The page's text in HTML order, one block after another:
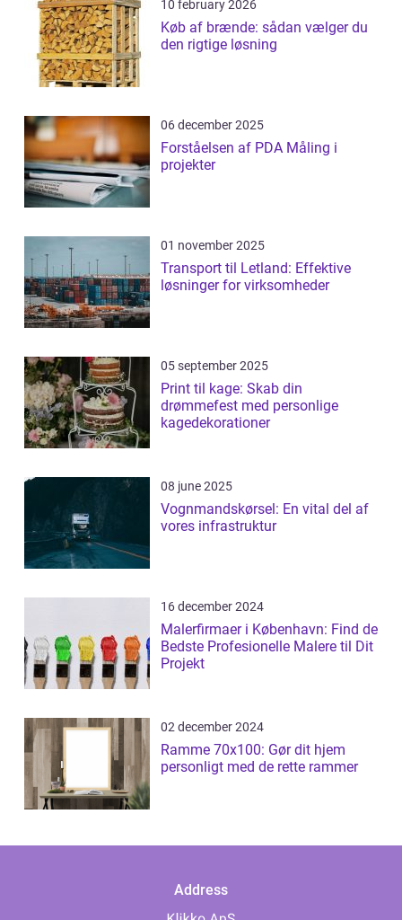
10 february 2026
Køb af brænde: sådan vælger du
den rigtige løsning
06 december 2025
Forståelsen af PDA Måling i
projekter
01 november 2025
Transport til Letland: Effektive
løsninger for virksomheder
05 september 2025
Print til kage: Skab din
drømmefest med personlige
kagedekorationer
08 june 2025
Vognmandskørsel: En vital del af
vores infrastruktur
16 december 2024
Malerfirmaer i København: Find de
Bedste Profesionelle Malere til Dit
Projekt
02 december 2024
Ramme 70x100: Gør dit hjem
personligt med de rette rammer
Address